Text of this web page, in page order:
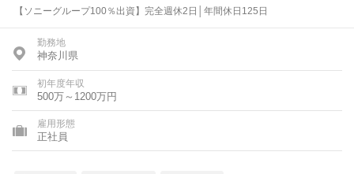
【ソニーグループ100％出資】完全週休2日│年間休日125日
勤務地
神奈川県
初年度年収
500万～1200万円
雇用形態
正社員